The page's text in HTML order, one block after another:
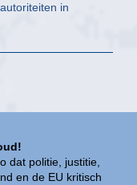
dat politie, justitie,
en de EU kritisch
in